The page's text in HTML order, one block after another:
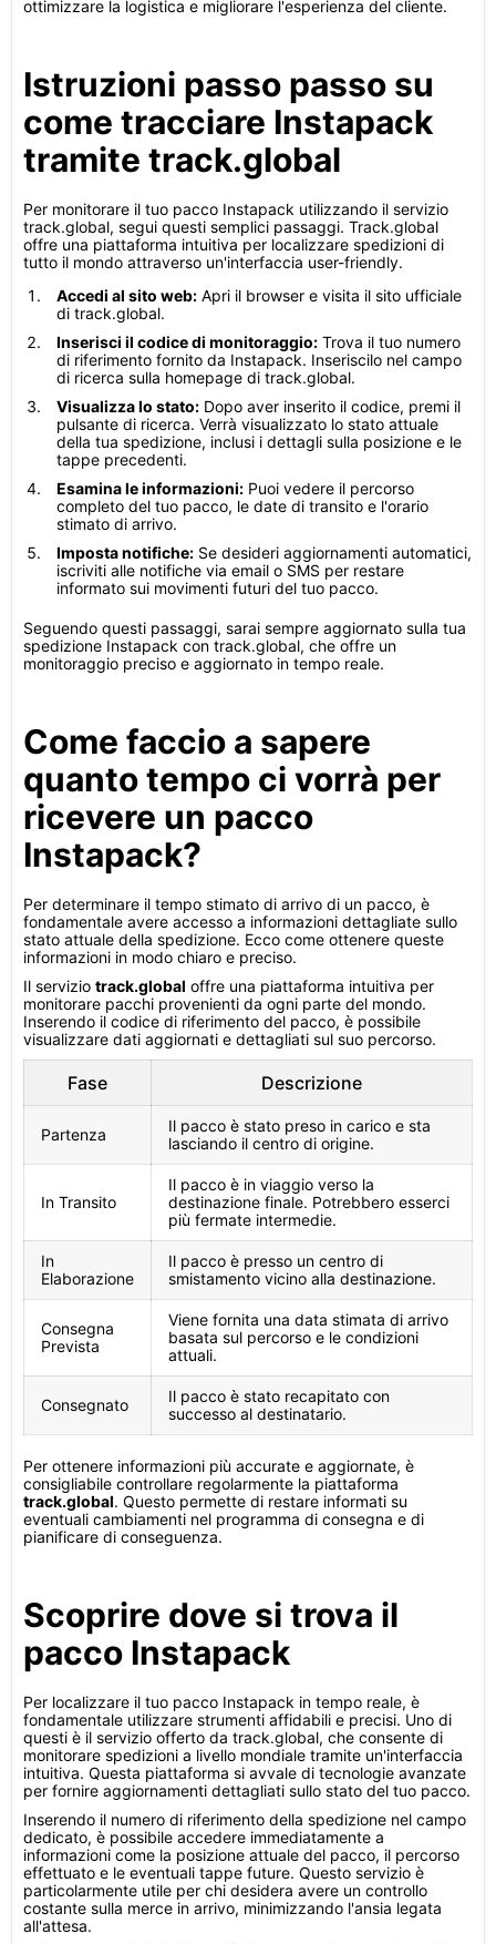
ottimizzare la logistica e migliorare l'esperienza del cliente.
Istruzioni passo passo su
come tracciare Instapack
tramite track.global
Per monitorare il tuo pacco Instapack utilizzando il servizio
track.global, segui questi semplici passaggi. Track.global
offre una piattaforma intuitiva per localizzare spedizioni di
tutto il mondo attraverso un'interfaccia user-friendly.
Accedi al sito web: Apri il browser e visita il sito ufficiale
di track.global.
Inserisci il codice di monitoraggio: Trova il tuo numero
di riferimento fornito da Instapack. Inseriscilo nel campo
di ricerca sulla homepage di track.global.
Visualizza lo stato: Dopo aver inserito il codice, premi il
pulsante di ricerca. Verrà visualizzato lo stato attuale
della tua spedizione, inclusi i dettagli sulla posizione e le
tappe precedenti.
Esamina le informazioni: Puoi vedere il percorso
completo del tuo pacco, le date di transito e l'orario
stimato di arrivo.
Imposta notifiche: Se desideri aggiornamenti automatici,
iscriviti alle notifiche via email o SMS per restare
informato sui movimenti futuri del tuo pacco.
Seguendo questi passaggi, sarai sempre aggiornato sulla tua
spedizione Instapack con track.global, che offre un
monitoraggio preciso e aggiornato in tempo reale.
Come faccio a sapere
quanto tempo ci vorrà per
ricevere un pacco
Instapack?
Per determinare il tempo stimato di arrivo di un pacco, è
fondamentale avere accesso a informazioni dettagliate sullo
stato attuale della spedizione. Ecco come ottenere queste
informazioni in modo chiaro e preciso.
Il servizio track.global offre una piattaforma intuitiva per
monitorare pacchi provenienti da ogni parte del mondo.
Inserendo il codice di riferimento del pacco, è possibile
visualizzare dati aggiornati e dettagliati sul suo percorso.
Fase Descrizione
Partenza
Il pacco è stato preso in carico e sta
lasciando il centro di origine.
In Transito
Il pacco è in viaggio verso la
destinazione finale. Potrebbero esserci
più fermate intermedie.
In
Elaborazione
Il pacco è presso un centro di
smistamento vicino alla destinazione.
Consegna
Prevista
Viene fornita una data stimata di arrivo
basata sul percorso e le condizioni
attuali.
Consegnato
Il pacco è stato recapitato con
successo al destinatario.
Per ottenere informazioni più accurate e aggiornate, è
consigliabile controllare regolarmente la piattaforma
track.global. Questo permette di restare informati su
eventuali cambiamenti nel programma di consegna e di
pianificare di conseguenza.
Scoprire dove si trova il
pacco Instapack
Per localizzare il tuo pacco Instapack in tempo reale, è
fondamentale utilizzare strumenti affidabili e precisi. Uno di
questi è il servizio offerto da track.global, che consente di
monitorare spedizioni a livello mondiale tramite un'interfaccia
intuitiva. Questa piattaforma si avvale di tecnologie avanzate
per fornire aggiornamenti dettagliati sullo stato del tuo pacco.
Inserendo il numero di riferimento della spedizione nel campo
dedicato, è possibile accedere immediatamente a
informazioni come la posizione attuale del pacco, il percorso
effettuato e le eventuali tappe future. Questo servizio è
particolarmente utile per chi desidera avere un controllo
costante sulla merce in arrivo, minimizzando l'ansia legata
all'attesa.